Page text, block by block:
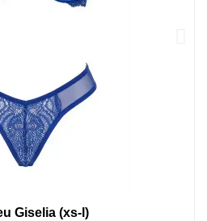
Giselia (xs-l)